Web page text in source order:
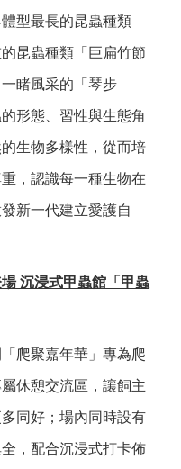
型最長的昆蟲種類
昆蟲種類「巨扁竹節
睹風采的「琴步
形態、習性與生態角
生物多樣性，從而培
，認識每一種生物在
新一代建立愛護自
沉浸式甲蟲館「甲蟲
爬聚嘉年華」專為爬
休憩交流區，讓飼主
同好；場內同時設有
，配合沉浸式打卡佈